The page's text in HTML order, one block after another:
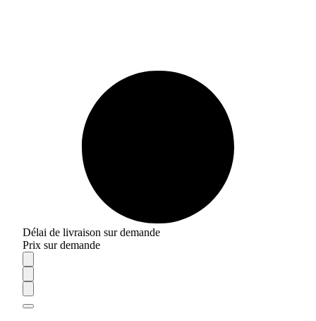
Délai de livraison sur demande
Prix sur demande